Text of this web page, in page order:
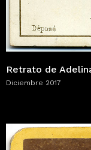
Retrato de
Diciembre 2017